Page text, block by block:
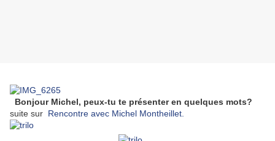
Bonjour Michel, peux-tu te présenter en quelques mots?
suite sur Rencontre avec Michel Montheillet.